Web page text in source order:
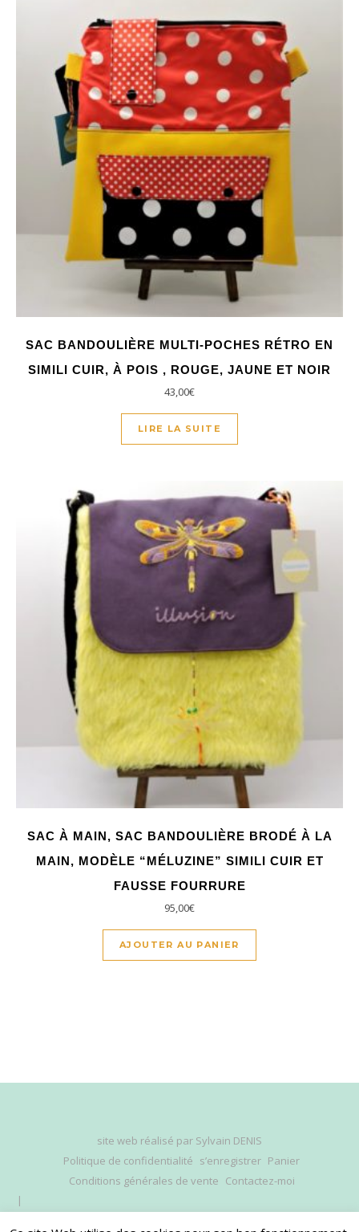
SAC BANDOULIÈRE MULTI-POCHES RÉTRO EN
SIMILI CUIR, À POIS , ROUGE, JAUNE ET NOIR
43,00€
LIRE LA SUITE
SAC À MAIN, SAC BANDOULIÈRE BRODÉ À LA
MAIN, MODÈLE “MÉLUZINE” SIMILI CUIR ET
FAUSSE FOURRURE
95,00€
AJOUTER AU PANIER
site web réalisé par Sylvain DENIS
Politique de confidentialité s’enregistrer Panier
Conditions générales de vente Contactez-moi